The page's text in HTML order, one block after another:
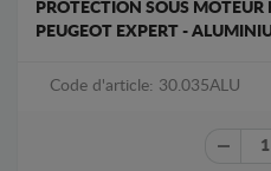
PROTECTION SOUS MOTEUR
PEUGEOT EXPERT -
Code d'article: 30.035ALU